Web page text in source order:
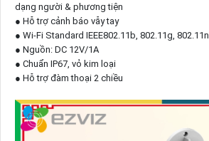
dạng người & phương tiện
● Hỗ trợ cảnh báo vẫy tay
● Wi-Fi Standard IEEE802.11b, 802.11g, 802.11n
● Nguồn: DC 12V/1A
● Chuẩn IP67, vỏ kim loại
● Hỗ trợ đàm thoại 2 chiều